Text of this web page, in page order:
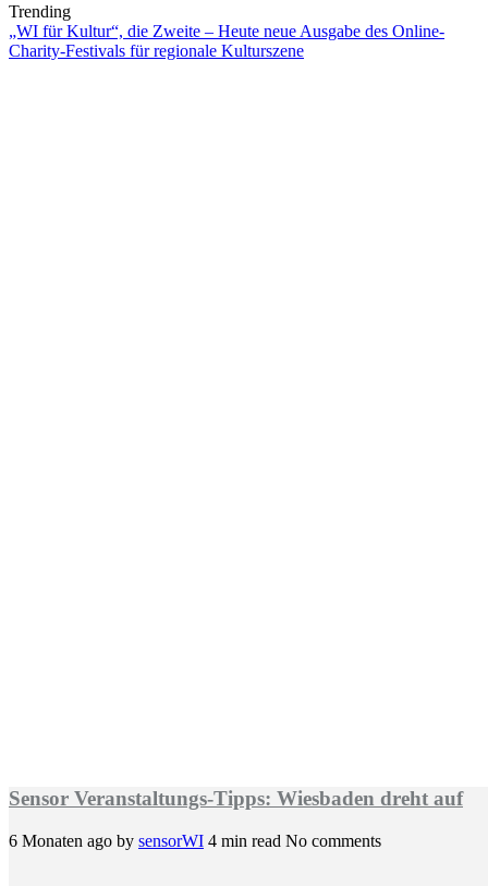
Trending
„WI für Kultur“, die Zweite – Heute neue Ausgabe des Online-
Charity-Festivals für regionale Kulturszene
Sensor Veranstaltungs-Tipps: Wiesbaden dreht auf
6 Monaten ago by sensorWI 4 min read No comments